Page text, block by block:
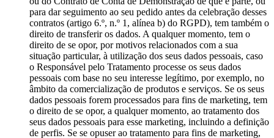
para dar seguimento ao seu pedido antes da celebração desses
contratos (artigo 6.º, n.º 1, alínea b) do RGPD), tem também o
direito de transferir os dados. A qualquer momento, tem o
direito de se opor, por motivos relacionados com a sua
situação particular, à utilização dos seus dados pessoais, caso
o Responsável pelo Tratamento processe os seus dados
pessoais com base no seu interesse legítimo, por exemplo, no
âmbito da comercialização de produtos e serviços. Se os seus
dados pessoais forem processados para fins de marketing, tem
o direito de se opor, a qualquer momento, ao tratamento dos
seus dados pessoais para esse marketing, incluindo a definição
de perfis. Se se opuser ao tratamento para fins de marketing,